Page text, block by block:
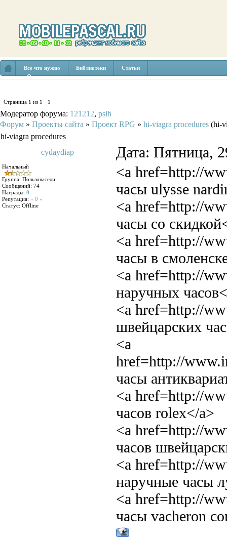
Все что нужно Библиотеки Статьи
Страница 1 из 1 1
Модератор форума: 121212, psih
Форум » Проекты сайта » Проект RPG » hi-viagra procedures (hi-
hi-viagra procedures
cydaydiap
Дата: Пятница,
Начальный
Группа: Пользователи
Сообщений: 74
Награды: 0
Репутация: « 0 »
Статус: Offline
<a href=http://
часы ulysse
<a href=http://
часы со
<a href=http://
часы в
<a href=http://
наручных
<a href=http://
швейцарских
<a
href=http://
часы
<a href=http://
часов rolex</a>
<a href=http://
часов
<a href=http://
наручные часы
<a href=http://
часы vacheron